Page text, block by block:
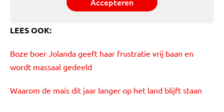
LEES OOK:
Boze boer Jolanda geeft haar frustratie vrij baan en
wordt massaal gedeeld
Waarom de mais dit jaar langer op het land blijft staan